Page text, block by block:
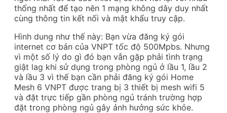
thống nhất để tạo nên 1 mạng không dây duy nhất
cùng thông tin kết nối và mật khẩu truy cập.
Hình dung như thế này: Bạn vừa đăng ký gói
internet cơ bản của VNPT tốc độ 500Mpbs. Nhưng
vì một số lý do gì đó bạn vẫn gặp phải tình trạng
giật lag khi sử dụng trong phòng ngủ ở lầu 1, lầu 2
và lầu 3 vì thế bạn cần phải đăng ký gói Home
Mesh 6 VNPT được trang bị 3 thiết bị mesh wifi 5
và đặt trực tiếp gần phòng ngủ tránh trường hợp
đặt trong phòng ngủ gây ảnh hưởng sức khỏe.